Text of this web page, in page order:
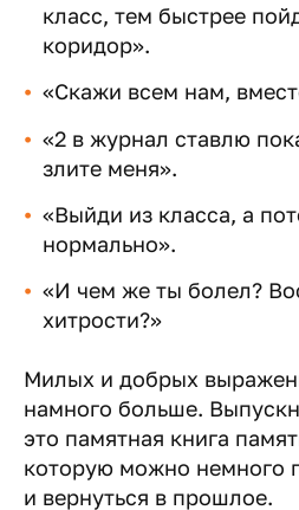
класс, тем быстрее
коридор».
«Скажи всем нам,
«2 в журнал ставлю
злите меня».
«Выйди из класса, а
нормально».
«И чем же ты болел?
хитрости?»
Милых и добрых
намного больше.
это памятная книга
которую можно немного
и вернуться в прошлое.